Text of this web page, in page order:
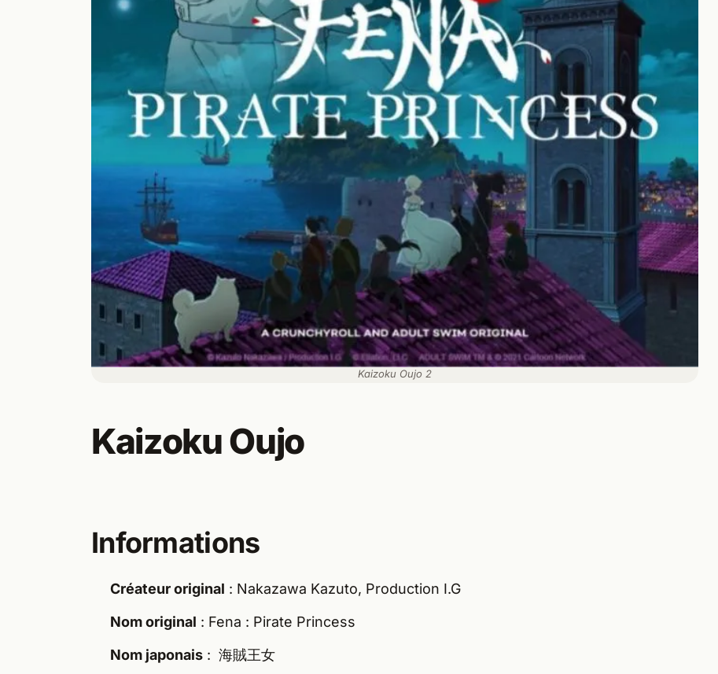
Kaizoku Oujo 2
Kaizoku Oujo
Informations
Créateur original : Nakazawa Kazuto, Production I.G
Nom original : Fena : Pirate Princess
Nom japonais : 海賊王女